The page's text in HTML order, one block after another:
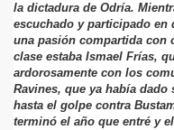
la dictadura de Odría.
escuchado y participado en
una pasión compartida con
clase estaba Ismael Frías,
ardorosamente con los
Ravines, que ya había
hasta el golpe contra
terminó el año que entré y